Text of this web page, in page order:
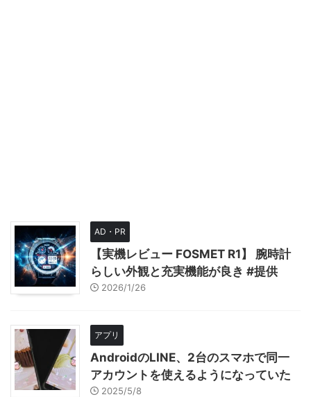
AD・PR
【実機レビュー FOSMET R1】 腕時計
らしい外観と充実機能が良き #提供
2026/1/26
アプリ
AndroidのLINE、2台のスマホで同一
アカウントを使えるようになっていた
2025/5/8